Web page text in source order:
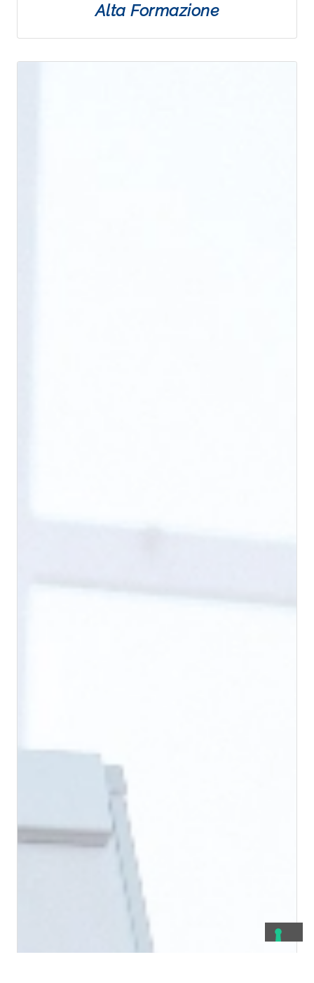
Alta Formazione